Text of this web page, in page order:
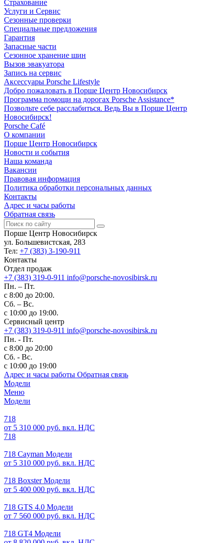
Страхование
Услуги и Сервис
Сезонные проверки
Специальные предложения
Гарантия
Запасные части
Сезонное хранение шин
Вызов эвакуатора
Запись на сервис
Аксессуары Porsche Lifestyle
Добро пожаловать в Порше Центр Новосибирск
Программа помощи на дорогах Porsche Assistance*
Позвольте себе расслабиться. Ведь Вы в Порше Центр
Новосибирск!
Porsche Café
О компании
Порше Центр Новосибирск
Новости и события
Наша команда
Вакансии
Правовая информация
Политика обработки персональных данных
Контакты
Адрес и часы работы
Обратная связь
Порше Центр Новосибирск
ул. Большевистская, 283
Тел: +7 (383) 3-190-911
Контакты
Отдел продаж
+7 (383) 319-0-911 info@porsche-novosibirsk.ru
Пн. – Пт.
с 8:00 до 20:00.
Сб. – Вс.
с 10:00 до 19:00.
Сервисный центр
+7 (383) 319-0-911 info@porsche-novosibirsk.ru
Пн. - Пт.
с 8:00 до 20:00
Сб. - Вс.
с 10:00 до 19:00
Адрес и часы работы Обратная связь
Модели
Меню
Модели
718
от 5 310 000 руб. вкл. НДС
718
718 Cayman Модели
от 5 310 000 руб. вкл. НДС
718 Boxster Модели
от 5 400 000 руб. вкл. НДС
718 GTS 4.0 Модели
от 7 560 000 руб. вкл. НДС
718 GT4 Модели